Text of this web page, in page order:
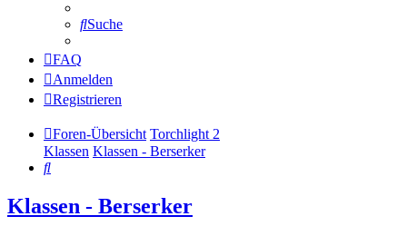
Suche
FAQ
Anmelden
Registrieren
Foren-Übersicht Torchlight 2
Klassen Klassen - Berserker
Suche
Klassen - Berserker